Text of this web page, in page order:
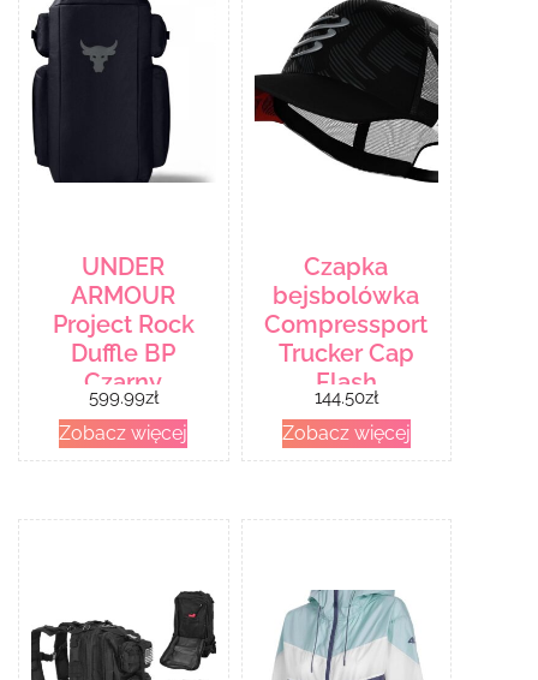
UNDER
ARMOUR
Project Rock
Duffle BP
Czarny
599.99zł
Zobacz więcej
Czapka
bejsbolówka
Compressport
Trucker Cap
Flash
144.50zł
Zobacz więcej